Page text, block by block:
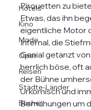
Hotels
Kino
Mode
Oper
Reisen
Städte-Länder
Bücher
Pirouetten zu
Etwas, das ihn
eigentliche Motor
Infernal, die
Genial getanzt
herrlich böse, oft
der Bühne
Urkomisch und
Bemühungen um